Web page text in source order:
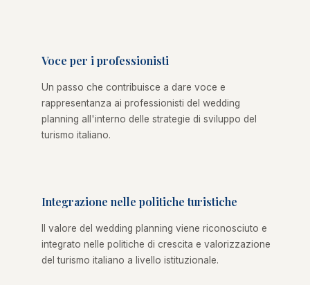
Voce per i professionisti
Un passo che contribuisce a dare voce e
rappresentanza ai professionisti del wedding
planning all'interno delle strategie di sviluppo del
turismo italiano.
Integrazione nelle politiche turistiche
Il valore del wedding planning viene riconosciuto e
integrato nelle politiche di crescita e valorizzazione
del turismo italiano a livello istituzionale.